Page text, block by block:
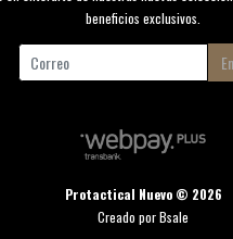
beneficios exclusivos.
Protactical Nuevo © 2026
Creado porBsale